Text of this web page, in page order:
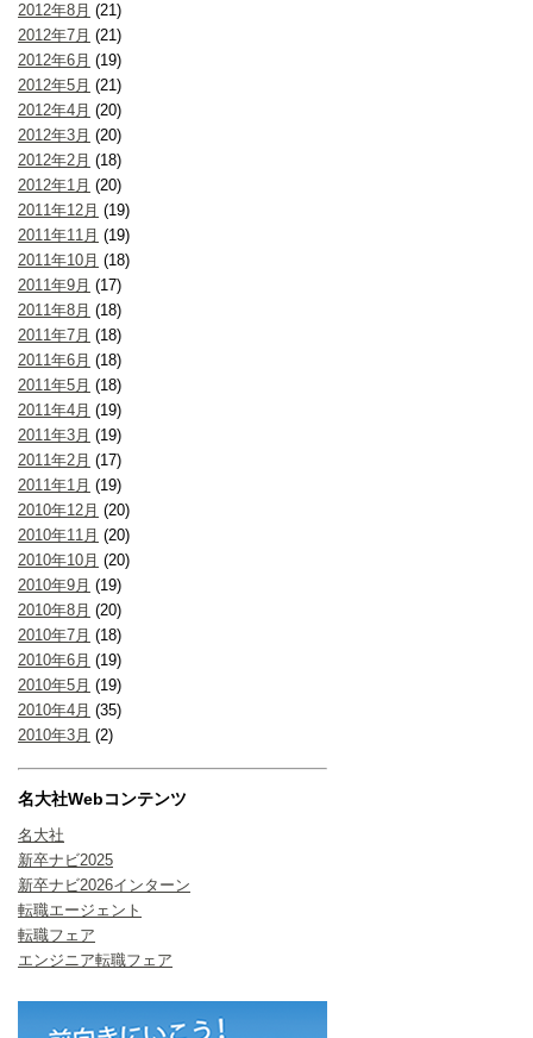
2012年8月 (21)
2012年7月 (21)
2012年6月 (19)
2012年5月 (21)
2012年4月 (20)
2012年3月 (20)
2012年2月 (18)
2012年1月 (20)
2011年12月 (19)
2011年11月 (19)
2011年10月 (18)
2011年9月 (17)
2011年8月 (18)
2011年7月 (18)
2011年6月 (18)
2011年5月 (18)
2011年4月 (19)
2011年3月 (19)
2011年2月 (17)
2011年1月 (19)
2010年12月 (20)
2010年11月 (20)
2010年10月 (20)
2010年9月 (19)
2010年8月 (20)
2010年7月 (18)
2010年6月 (19)
2010年5月 (19)
2010年4月 (35)
2010年3月 (2)
名大社Webコンテンツ
名大社
新卒ナビ2025
新卒ナビ2026インターン
転職エージェント
転職フェア
エンジニア転職フェア